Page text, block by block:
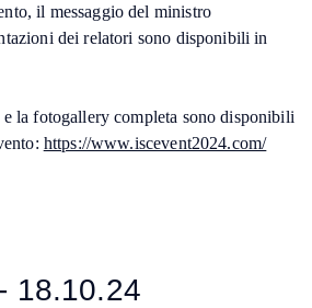
il messaggio del ministro
dei relatori sono disponibili in
la fotogallery completa sono disponibili
https://www.iscevent2024.com/
18.10.24